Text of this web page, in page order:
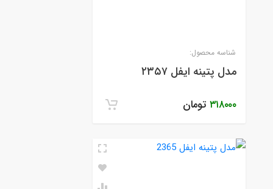
شناسه محصول:
مدل پتینه ایفل ۲۳۵۷
۳۱۸۰۰۰ تومان